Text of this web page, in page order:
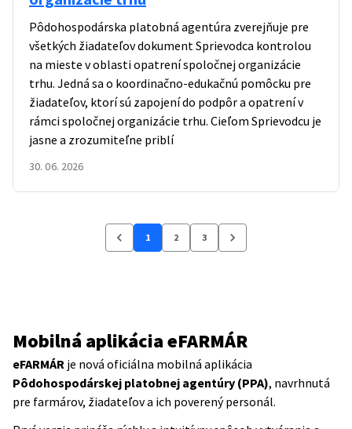
Pôdohospodárska platobná agentúra zverejňuje pre
všetkých žiadateľov dokument Sprievodca kontrolou
na mieste v oblasti opatrení spoločnej organizácie
trhu. Jedná sa o koordinačno-edukačnú pomôcku pre
žiadateľov, ktorí sú zapojení do podpôr a opatrení v
rámci spoločnej organizácie trhu. Cieľom Sprievodcu je
jasne a zrozumiteľne priblí
30. 06. 2026
1 2 3
Mobilná aplikácia eFARMÁR
eFARMÁR je nová oficiálna mobilná aplikácia
Pôdohospodárskej platobnej agentúry (PPA), navrhnutá
pre farmárov, žiadateľov a ich poverený personál.